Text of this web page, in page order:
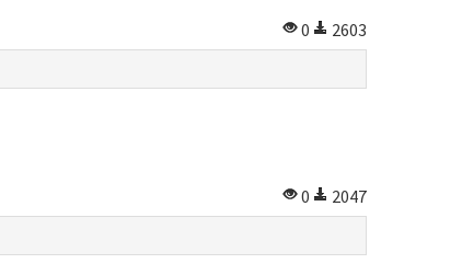
0
2603
0
2047